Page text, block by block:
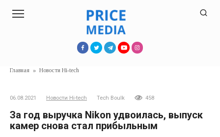
Главная » Новости Hi-tech
06.08.2021 Новости Hi-tech Tech Boulk 458
За год выручка Nikon удвоилась, выпуск
камер снова стал прибыльным